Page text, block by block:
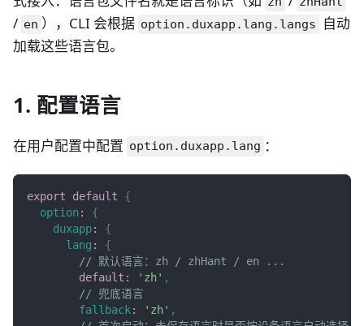
/ en ），CLI 会根据 option.duxapp.lang.langs
自动
加载这些语言包。
1. 配置语言
在用户配置中配置 option.duxapp.lang ：
export default
{
option :
{
duxapp:
{
lang :
{
// 默认语言：zh / zhHant / en ...
default : 'zh' ,
// 兜底语言
fallback: 'zh' ,